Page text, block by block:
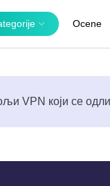
Ocene
VPN који се